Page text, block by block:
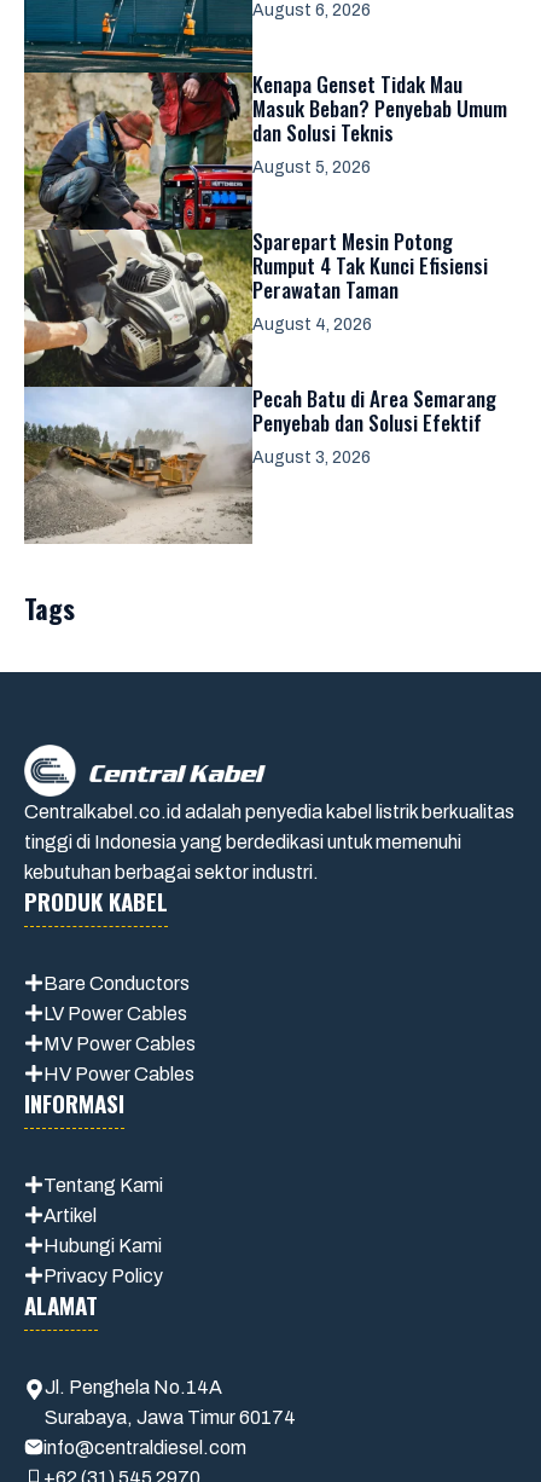
August 6, 2026
Kenapa Genset Tidak Mau
Masuk Beban? Penyebab Umum
dan Solusi Teknis
August 5, 2026
Sparepart Mesin Potong
Rumput 4 Tak Kunci Efisiensi
Perawatan Taman
August 4, 2026
Pecah Batu di Area Semarang
Penyebab dan Solusi Efektif
August 3, 2026
Tags
Centralkabel.co.id adalah penyedia kabel listrik berkualitas
tinggi di Indonesia yang berdedikasi untuk memenuhi
kebutuhan berbagai sektor industri.
PRODUK KABEL
Bare Conductors
LV Power Cables
MV Power Cables
HV Power Cables
INFORMASI
Tentang Kami
Artikel
Hubungi Kami
Privacy Policy
ALAMAT
Jl. Penghela No.14A
Surabaya, Jawa Timur 60174
info@centraldiesel.com
+62 (31) 545 2970